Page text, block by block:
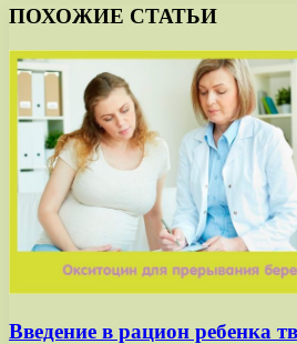
ПОХОЖИЕ СТАТЬИ
Введение в рацион ребенка